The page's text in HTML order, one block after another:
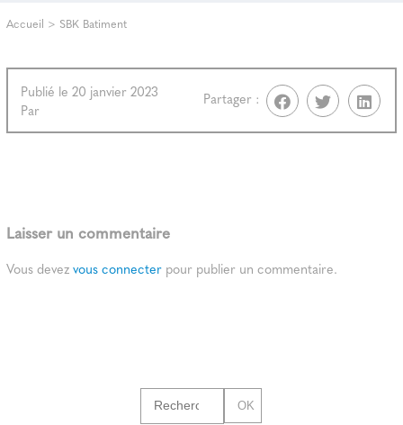
Accueil > SBK Batiment
Publié le 20 janvier 2023
Par
Partager :
Laisser un commentaire
Vous devezvous connecter pour publier un commentaire.
OK